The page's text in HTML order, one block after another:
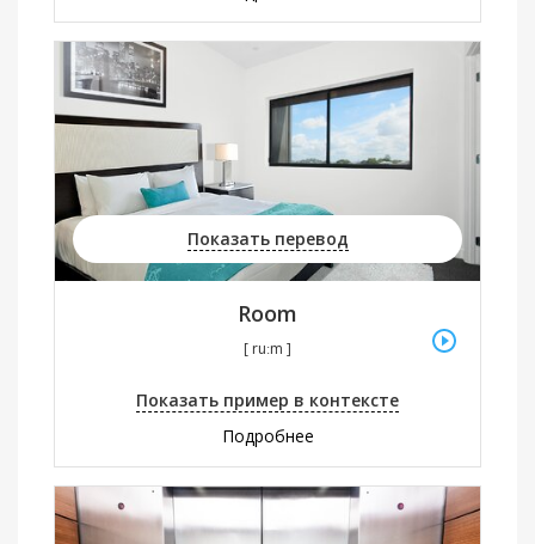
Показать перевод
Room
[ ruːm ]
Показать пример в контексте
Подробнее